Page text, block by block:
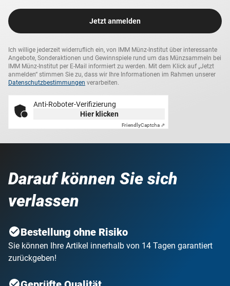
Jetzt anmelden
Ich willige jederzeit widerruflich ein, von IMM Münz-Institut über interessante
Angebote, Sonderaktionen und Gewinnspiele rund um das Münzsammeln bei
IMM Münz-Institut per E-Mail informiert zu werden. Mit dem Klick auf „Jetzt
anmelden“ stimmen Sie zu, dass wir Ihre Informationen im Rahmen unserer
Datenschutzbestimmungen verarbeiten.
Anti-Roboter-Verifizierung
Hier klicken
FriendlyCaptcha ⇗
Darauf können Sie sich
verlassen
Bestellung ohne Risiko
Sie können Ihre Artikel innerhalb von 14 Tagen garantiert
zurückgeben!